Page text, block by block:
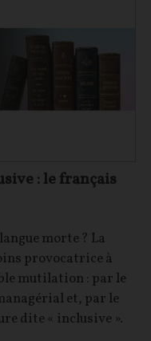
: le français
morte ? La
provocatrice à
mutilation : par le
et, par le
dite « inclusive ».